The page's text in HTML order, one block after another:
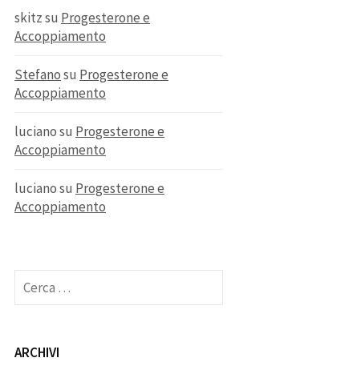
skitzsu Progesterone e
Accoppiamento
Stefanosu Progesterone e
Accoppiamento
lucianosu Progesterone e
Accoppiamento
lucianosu Progesterone e
Accoppiamento
Ricerca
per:
ARCHIVI